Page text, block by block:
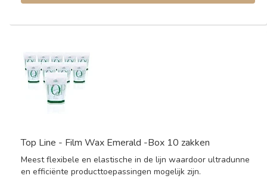
Top Line - Film Wax Emerald -Box 10 zakken
Meest flexibele en elastische in de lijn waardoor ultradunne
en efficiënte producttoepassingen mogelijk zijn.